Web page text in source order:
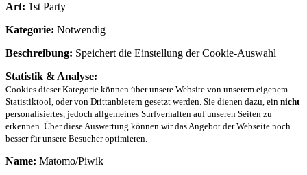
Art: 1st Party
Kategorie: Notwendig
Beschreibung: Speichert die Einstellung der Cookie-Auswahl
Statistik & Analyse:
Cookies dieser Kategorie können über unsere Website von unserem eigenem
Statistiktool, oder von Drittanbietern gesetzt werden. Sie dienen dazu, ein nicht
personalisiertes, jedoch allgemeines Surfverhalten auf unseren Seiten zu
erkennen. Über diese Auswertung können wir das Angebot der Webseite noch
besser für unsere Besucher optimieren.
Name: Matomo/Piwik